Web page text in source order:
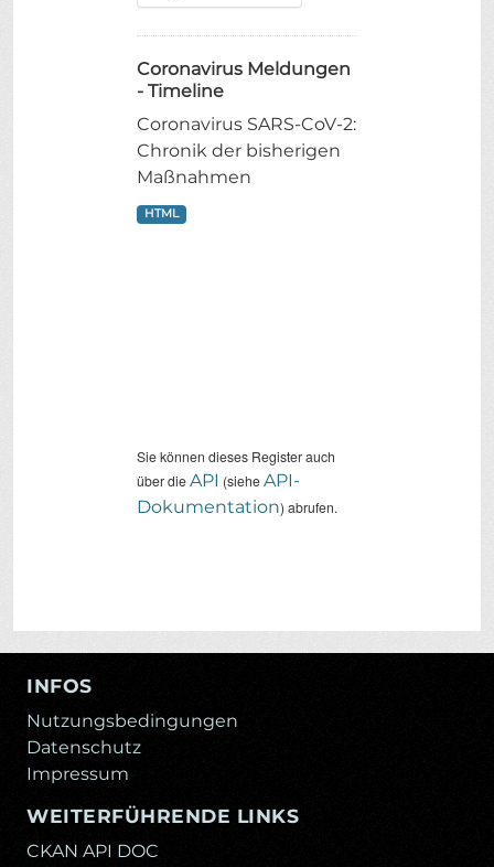
Coronavirus Meldungen
- Timeline
Coronavirus SARS-CoV-2:
Chronik der bisherigen
Maßnahmen
HTML
Sie können dieses Register auch
über dieAPI (sieheAPI-
Dokumentation) abrufen.
INFOS
Nutzungsbedingungen
Datenschutz
Impressum
WEITERFÜHRENDE LINKS
CKAN API DOC